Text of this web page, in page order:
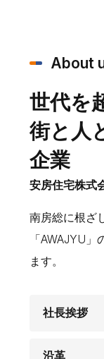
About
世代を
街と人
企業
安房住宅株式
南房総に根ざ
「AWAJYU
ます。
社長挨拶
沿革